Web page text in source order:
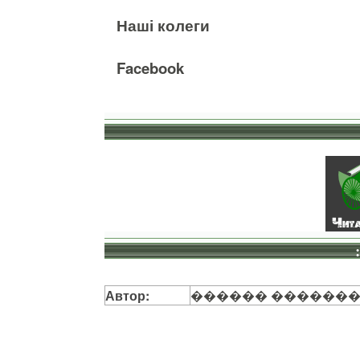
Наші колеги
Facebook
Автор: ������